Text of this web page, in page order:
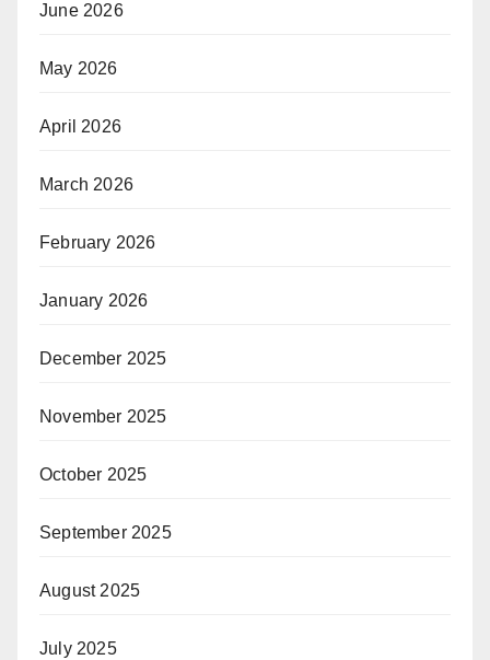
June 2026
May 2026
April 2026
March 2026
February 2026
January 2026
December 2025
November 2025
October 2025
September 2025
August 2025
July 2025